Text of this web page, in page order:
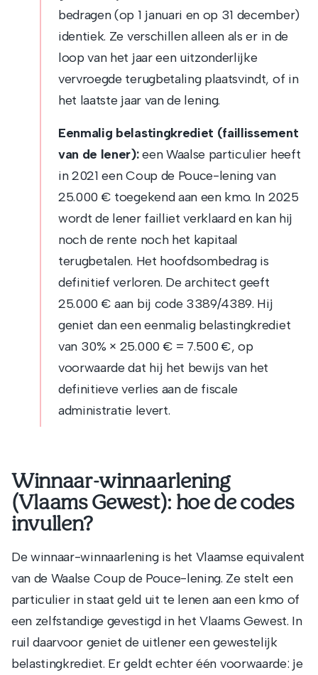
bedragen (op 1 januari en op 31 december)
identiek. Ze verschillen alleen als er in de
loop van het jaar een uitzonderlijke
vervroegde terugbetaling plaatsvindt, of in
het laatste jaar van de lening.
Eenmalig belastingkrediet (faillissement
van de lener):een Waalse particulier heeft
in 2021 een Coup de Pouce-lening van
25.000 € toegekend aan een kmo. In 2025
wordt de lener failliet verklaard en kan hij
noch de rente noch het kapitaal
terugbetalen. Het hoofdsombedrag is
definitief verloren. De architect geeft
25.000 € aan bij code 3389/4389. Hij
geniet dan een eenmalig belastingkrediet
van 30% × 25.000 € = 7.500 €, op
voorwaarde dat hij het bewijs van het
definitieve verlies aan de fiscale
administratie levert.
Winnaar-winnaarlening
(Vlaams Gewest): hoe de codes
invullen?
De winnaar-winnaarlening is het Vlaamse equivalent
van de Waalse Coup de Pouce-lening. Ze stelt een
particulier in staat geld uit te lenen aan een kmo of
een zelfstandige gevestigd in het Vlaams Gewest. In
ruil daarvoor geniet de uitlener een gewestelijk
belastingkrediet. Er geldt echter één voorwaarde: je